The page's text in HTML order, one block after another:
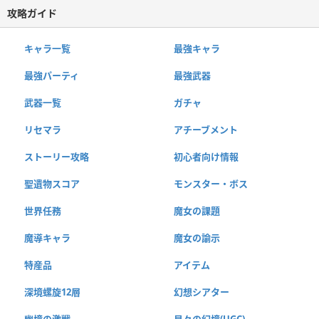
攻略ガイド
キャラ一覧 最強キャラ
最強パーティ 最強武器
武器一覧 ガチャ
リセマラ アチーブメント
ストーリー攻略 初心者向け情報
聖遺物スコア モンスター・ボス
世界任務 魔女の課題
魔導キャラ 魔女の諭示
特産品 アイテム
深境螺旋12層 幻想シアター